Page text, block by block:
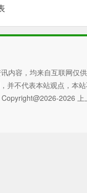
内容，均来自互联网仅
并不代表本站观点，本
Copyright@2026-2026